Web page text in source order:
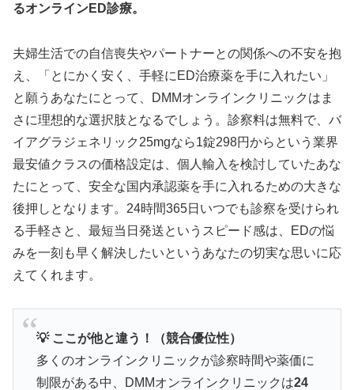
💡 シルデナエイト：日本語パッケージ採用の
超低価格薬
💰 10錠 1,690円〜 （1錠169円）
🏭
日本人監修 で日本人体質に最適化
⚡
シルデナフィル 50mg/100mg ＋亜鉛1mg配
日本語パッケージ で初心者も安心
業界最安値クラスの1錠単価でありながら、日本人
監修による品質と亜鉛配合による相乗効果を実現し
シルデナエイトで詳細確認
るオンラインED診療。
夫婦生活での自信喪失やパートナーとの関係への不安を抱
え、「とにかく安く、手軽にED治療薬を手に入れたい」
と願うあなたにとって、DMMオンラインクリニックはま
さに理想的な選択肢となるでしょう。診察料は無料で、バ
イアグラジェネリック25mgなら1錠298円からという業界
最安値クラスの価格設定は、個人輸入を検討していたあな
たにとって、安全な国内承認薬を手に入れるための大きな
後押しとなります。24時間365日いつでも診察を受けられ
る手軽さと、最短当日発送というスピード感は、EDの悩
みを一刻も早く解決したいというあなたの切実な思いに応
えてくれます。
💡 ここが他と違う！（競合優位性）
多くのオンラインクリニックが診察時間や薬価に
制限がある中、DMMオンラインクリニックは24